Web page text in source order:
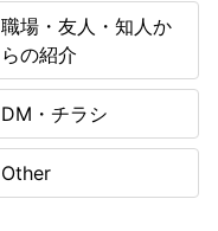
職場・友人・知人か
らの紹介
DM・チラシ
Other